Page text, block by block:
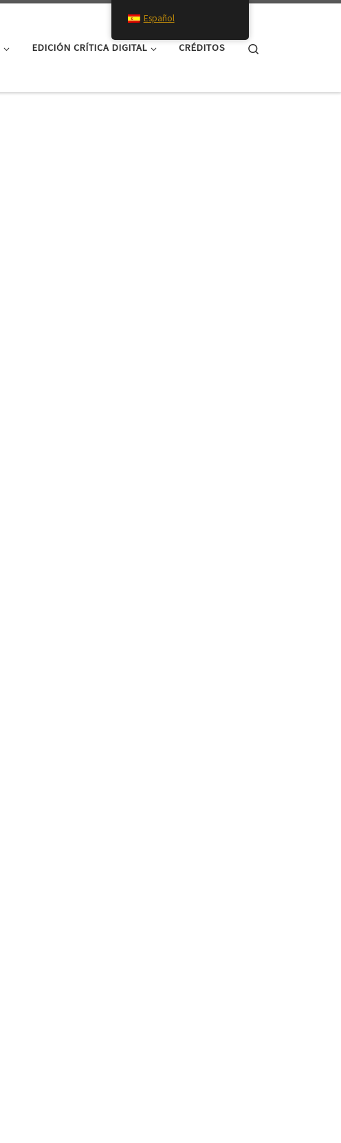
EDICIÓN CRÍTICA DIGITAL CRÉDITOS
Español